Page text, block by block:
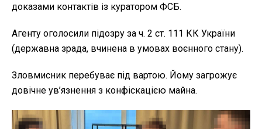
доказами контактів із куратором ФСБ.
Агенту оголосили підозру за ч. 2 ст. 111 КК України
(державна зрада, вчинена в умовах воєнного стану).
Зловмисник перебуває під вартою. Йому загрожує
довічне ув’язнення з конфіскацією майна.